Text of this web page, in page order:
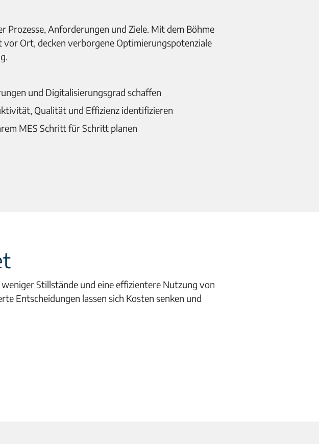
Anforderungen und Ziele. Mit dem Böhme
Ort, decken verborgene Optimierungspotenziale
und Digitalisierungsgrad schaffen
Qualität und Effizienz identifizieren
MES Schritt für Schritt planen
Stillstände und eine effizientere Nutzung von
Entscheidungen lassen sich Kosten senken und